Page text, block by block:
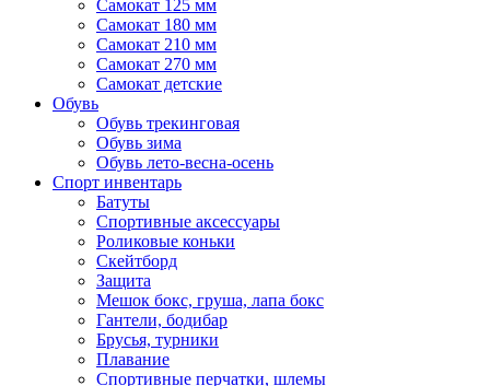
Самокат 125 мм
Самокат 180 мм
Самокат 210 мм
Самокат 270 мм
Самокат детские
Обувь
Обувь трекинговая
Обувь зима
Обувь лето-весна-осень
Спорт инвентарь
Батуты
Спортивные аксессуары
Роликовые коньки
Скейтборд
Защита
Мешок бокс, груша, лапа бокс
Гантели, бодибар
Брусья, турники
Плавание
Спортивные перчатки, шлемы